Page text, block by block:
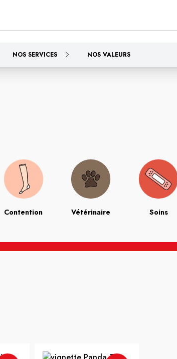
NOS SERVICES NOS VALEURS
Contention Vétérinaire Soins